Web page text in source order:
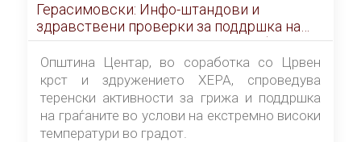
Герасимовски: Инфо-штандови и
здравствени проверки за поддршка на
граѓаните во услови на топлотен бран
Општина Центар, во соработка со Црвен
крст и здружението ХЕРА, спроведува
теренски активности за грижа и поддршка
на граѓаните во услови на екстремно високи
температури во градот.